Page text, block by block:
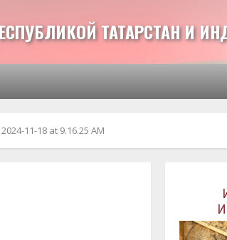
ТАТАРСТАН И
11-18 at 9.16.25 AM